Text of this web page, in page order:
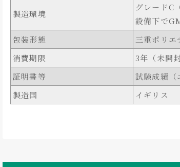
製造環境
グレードC
設備下で
包装形態
三重ポリ
消費期限
3年（未開
証明書等
試験成績（
製造国
イギリス